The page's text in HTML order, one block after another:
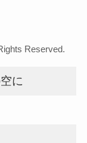
Reserved.
に